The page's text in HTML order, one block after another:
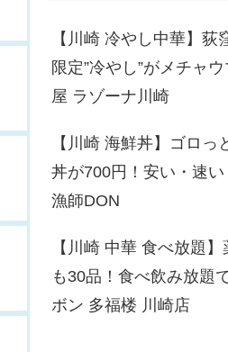
【川崎 冷やし中華】荻
限定”冷やし”がメチャ
屋 ラゾーナ川崎
【川崎 海鮮丼】ゴロっ
丼が700円！安い・速
漁師DON
【川崎 中華 食べ放題
も30品！食べ飲み放題
ボン 多福楼 川崎店